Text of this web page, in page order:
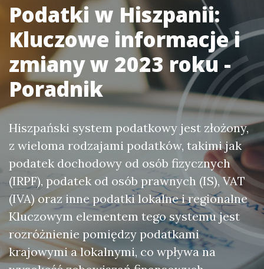
Podatki w Hiszpanii:
Kluczowe informacje i
zmiany w 2023 roku -
Poradnik
Hiszpański system podatkowy jest złożony,
z wieloma rodzajami podatków, takimi jak
podatek dochodowy od osób fizycznych
(IRPF), podatek od osób prawnych (IS), VAT
(IVA) oraz inne podatki lokalne i regionalne
Kluczowym elementem tego systemu jest
rozróżnienie pomiędzy podatkami
krajowymi a lokalnymi, co wpływa na